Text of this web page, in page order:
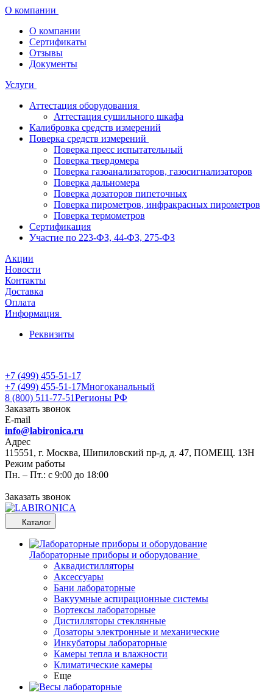
О компании
О компании
Сертификаты
Отзывы
Документы
Услуги
Аттестация оборудования
Аттестация сушильного шкафа
Калибровка средств измерений
Поверка средств измерений
Поверка пресс испытательный
Поверка твердомера
Поверка газоанализаторов, газосигнализаторов
Поверка дальномера
Поверка дозаторов пипеточных
Поверка пирометров, инфракрасных пирометров
Поверка термометров
Сертификация
Участие по 223-ФЗ, 44-ФЗ, 275-ФЗ
Акции
Новости
Контакты
Доставка
Оплата
Информация
Реквизиты
+7 (499) 455-51-17
+7 (499) 455-51-17Многоканальный
8 (800) 511-77-51Регионы РФ
Заказать звонок
E-mail
info@labironica.ru
Адрес
115551, г. Москва, Шипиловский пр-д, д. 47, ПОМЕЩ. 13Н
Режим работы
Пн. – Пт.: с 9:00 до 18:00
Заказать звонок
Каталог
Лабораторные приборы и оборудование
Аквадистилляторы
Аксессуары
Бани лабораторные
Вакуумные аспирационные системы
Вортексы лабораторные
Дистилляторы стеклянные
Дозаторы электронные и механические
Инкубаторы лабораторные
Камеры тепла и влажности
Климатические камеры
Еще